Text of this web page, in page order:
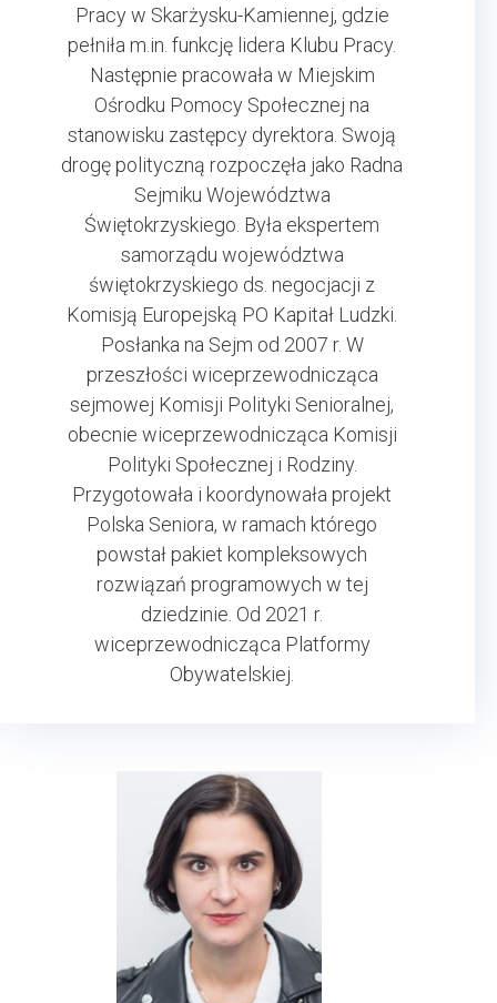
Pracy w Skarżysku-Kamiennej, gdzie
pełniła m.in. funkcję lidera Klubu Pracy.
Następnie pracowała w Miejskim
Ośrodku Pomocy Społecznej na
stanowisku zastępcy dyrektora. Swoją
drogę polityczną rozpoczęła jako Radna
Sejmiku Województwa
Świętokrzyskiego. Była ekspertem
samorządu województwa
świętokrzyskiego ds. negocjacji z
Komisją Europejską PO Kapitał Ludzki.
Posłanka na Sejm od 2007 r. W
przeszłości wiceprzewodnicząca
sejmowej Komisji Polityki Senioralnej,
obecnie wiceprzewodnicząca Komisji
Polityki Społecznej i Rodziny.
Przygotowała i koordynowała projekt
Polska Seniora, w ramach którego
powstał pakiet kompleksowych
rozwiązań programowych w tej
dziedzinie. Od 2021 r.
wiceprzewodnicząca Platformy
Obywatelskiej.